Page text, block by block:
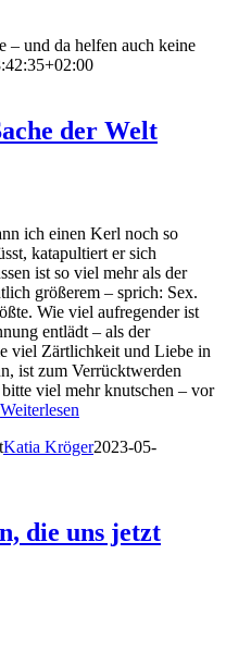
– und da helfen auch keine
der Welt
ich einen Kerl noch so
katapultiert er sich
ist so viel mehr als der
größerem – sprich: Sex.
Wie viel aufregender ist
entlädt – als der
viel Zärtlichkeit und Liebe in
ist zum Verrücktwerden
viel mehr knutschen – vor
Weiterlesen
Katia Kröger2023-05-
die uns jetzt